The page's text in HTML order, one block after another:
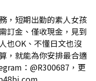
，短期出勤的素人女孩
訂金、僅收現金，見到
也OK、不懂日文也沒
，就能為你安排最合適
：@R300687，更